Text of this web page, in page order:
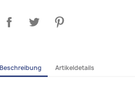
Beschreibung Artikeldetails